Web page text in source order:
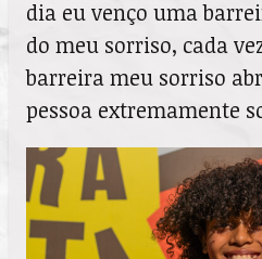
dia eu venço uma
do meu sorriso, cada
barreira meu sorriso
pessoa extremamente